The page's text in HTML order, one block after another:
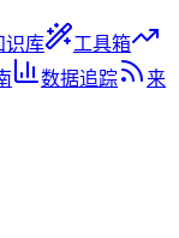
识库
工具箱
数据追踪
来